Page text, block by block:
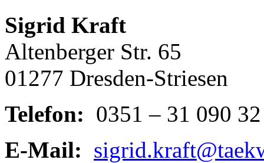
Sigrid Kraft
Altenberger Str. 65
01277 Dresden-Striesen
Telefon: 0351 – 31 090 32
E-Mail: